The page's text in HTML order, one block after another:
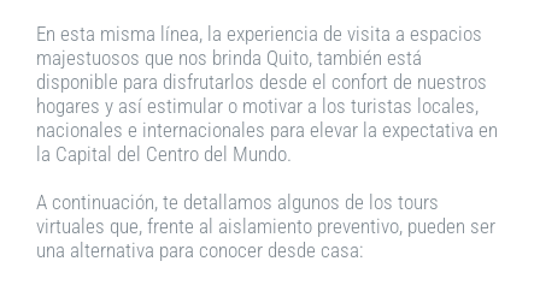
En esta misma línea, la experiencia de visita a espacios
majestuosos que nos brinda Quito, también está
disponible para disfrutarlos desde el confort de nuestros
hogares y así estimular o motivar a los turistas locales,
nacionales e internacionales para elevar la expectativa en
la Capital del Centro del Mundo.
A continuación, te detallamos algunos de los tours
virtuales que, frente al aislamiento preventivo, pueden ser
una alternativa para conocer desde casa: